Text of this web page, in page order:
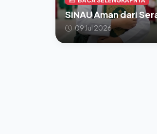
SiNAU Aman dari
09 Jul 2026